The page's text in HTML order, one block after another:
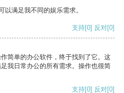
以满足我不同的娱乐需求。
支持[0] 反对[0]
简单的办公软件，终于找到了它。这
我日常办公的所有需求。操作也很简
支持[0] 反对[0]